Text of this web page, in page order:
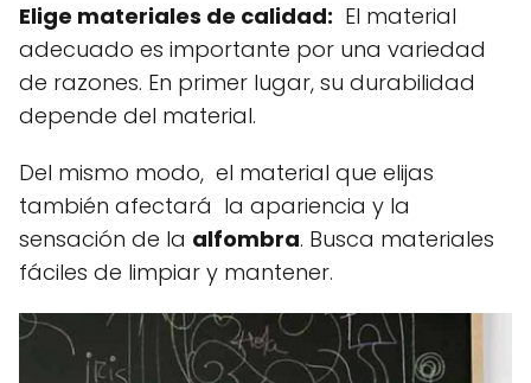
Elige materiales de calidad: El material
adecuado es importante por una variedad
de razones. En primer lugar, su durabilidad
depende del material.
Del mismo modo, el material que elijas
también afectará la apariencia y la
sensación de la alfombra. Busca materiales
fáciles de limpiar y mantener.